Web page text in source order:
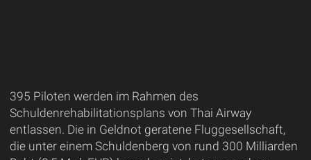
395 Piloten werden im Rahmen des
Schuldenrehabilitationsplans von Thai Airway
entlassen. Die in Geldnot geratene Fluggesellschaft,
die unter einem Schuldenberg von rund 300 Milliarden